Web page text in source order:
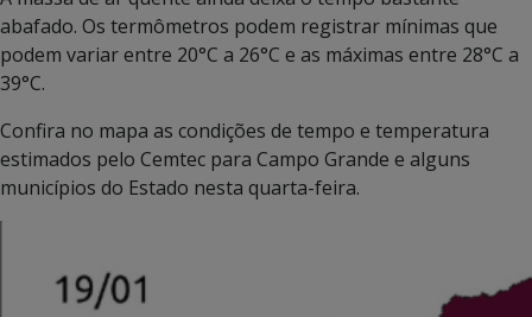
abafado. Os termômetros podem registrar mínimas que
podem variar entre 20°C a 26°C e as máximas entre 28°C a
39°C.
Confira no mapa as condições de tempo e temperatura
estimados pelo Cemtec para Campo Grande e alguns
municípios do Estado nesta quarta-feira.